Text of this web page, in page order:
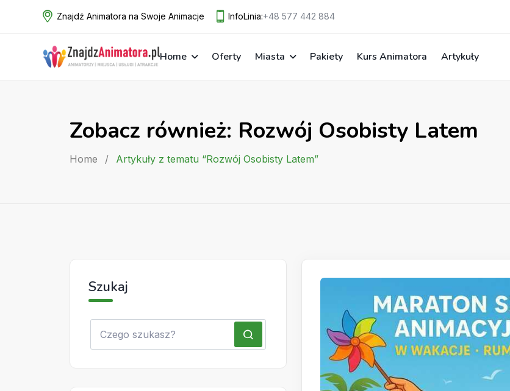
Znajdź Animatora na Swoje Animacje InfoLinia:+48 577 442 884
Home Oferty Miasta Pakiety Kurs Animatora Artykuły
Zobacz również: Rozwój Osobisty Latem
Home / Artykuły z tematu “Rozwój Osobisty Latem”
Szukaj